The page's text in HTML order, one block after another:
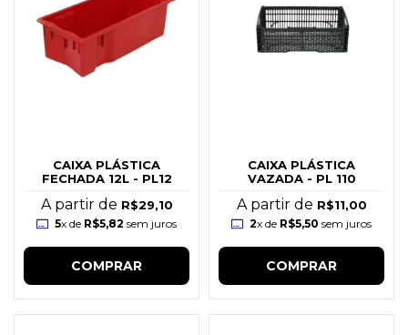
CAIXA PLÁSTICA
FECHADA 12L - PL12
A partir de R$29,10
5x de R$5,82 sem juros
COMPRAR
CAIXA PLÁSTICA
VAZADA - PL 110
A partir de R$11,00
2x de R$5,50 sem juros
COMPRAR